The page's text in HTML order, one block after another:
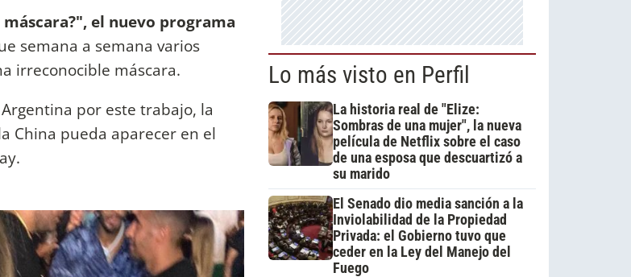
el nuevo programa
semana a semana varios
irreconocible máscara.
por este trabajo, la
China pueda aparecer en el
Lo más visto en Perfil
La historia real de "Elize:
Sombras de una mujer", la nueva
película de Netflix sobre el caso
de una esposa que descuartizó a
su marido
El Senado dio media sanción a la
Inviolabilidad de la Propiedad
Privada: el Gobierno tuvo que
ceder en la Ley del Manejo del
Fuego